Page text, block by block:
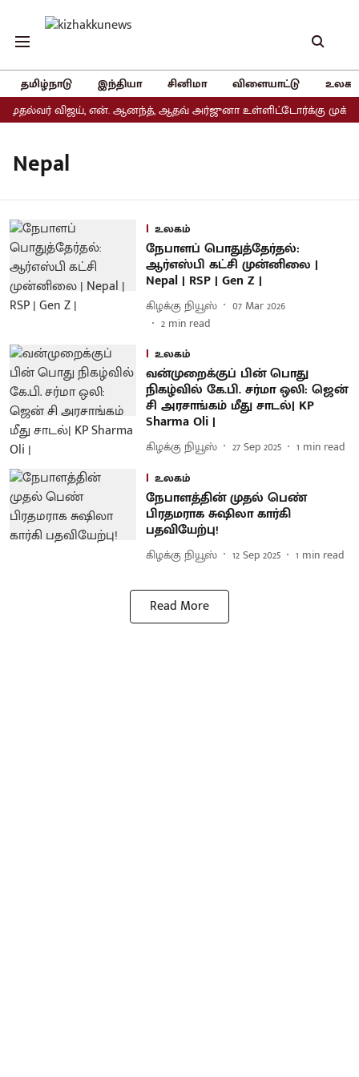
தமிழ்நாடு இந்தியா சினிமா விளையாட்டு
விஜய், என். ஆனந்த், ஆதவ் அர்ஜுனா உள்ளிட்டோர்க்கு முக்கிய
Nepal
உலகம்
நேபாளப் பொதுத்தேர்தல்:
ஆர்எஸ்பி கட்சி முன்னிலை |
Nepal | RSP | Gen Z |
கிழக்கு நியூஸ்
07 Mar 2026
2 min read
உலகம்
வன்முறைக்குப் பின் பொது
நிகழ்வில் கே.பி. சர்மா ஒலி: ஜென்
சி அரசாங்கம் மீது சாடல்| KP
Sharma Oli |
கிழக்கு நியூஸ் 27 Sep 2025 1 min read
உலகம்
நேபாளத்தின் முதல் பெண்
பிரதமராக சுஷிலா கார்கி
பதவியேற்பு!
கிழக்கு நியூஸ் 12 Sep 2025 1 min read
Read More